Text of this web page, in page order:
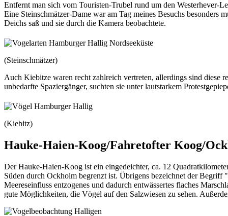
Entfernt man sich vom Touristen-Trubel rund um den Westerhever-
Eine Steinschmätzer-Dame war am Tag meines Besuchs besonders
Deichs saß und sie durch die Kamera beobachtete.
(Steinschmätzer)
Auch Kiebitze waren recht zahlreich vertreten, allerdings sind diese
unbedarfte Spaziergänger, suchten sie unter lautstarkem
(Kiebitz)
Hauke-Haien-Koog/Fahretofter Koog/
Der Hauke-Haien-Koog ist ein eingedeichter, ca. 12
Süden durch Ockholm begrenzt ist. Übrigens bezeichnet der
Meereseinfluss entzogenes und dadurch entwässertes flaches
gute Möglichkeiten, die Vögel auf den Salzwiesen zu sehen.